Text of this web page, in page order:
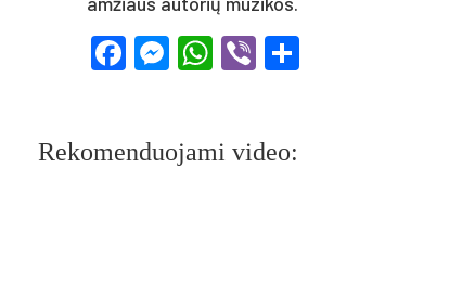
Facebook
Messenger
WhatsApp
Viber
Rekomenduojami video: